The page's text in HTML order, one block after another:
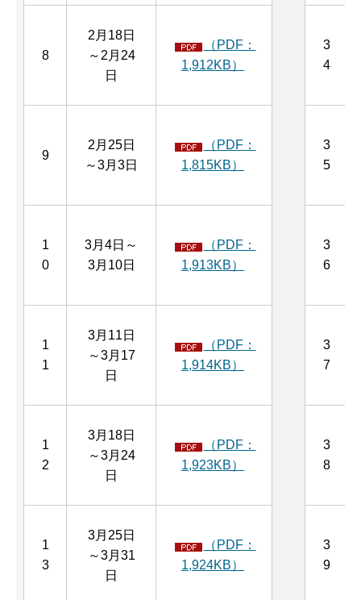
8
2月18日
～2月24
日
（PDF：
1,912KB）
3
4
9
2月25日
～3月3日
（PDF：
1,815KB）
3
5
1
0
3月4日～
3月10日
（PDF：
1,913KB）
3
6
1
1
3月11日
～3月17
日
（PDF：
1,914KB）
3
7
1
2
3月18日
～3月24
日
（PDF：
1,923KB）
3
8
1
3
3月25日
～3月31
日
（PDF：
1,924KB）
3
9